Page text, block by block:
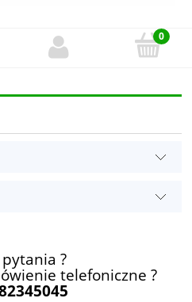
?
telefoniczne ?